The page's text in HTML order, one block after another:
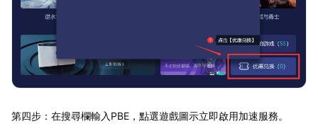
第四步：在搜尋欄輸入PBE，點選遊戲圖示立即啟用加速服務。